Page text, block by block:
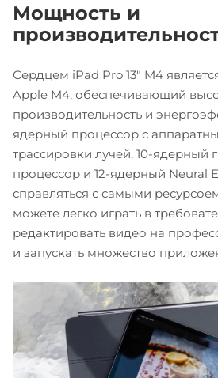
Мощность и
Сердцем iPad Pro 13" M4
Apple M4, обеспечивающий
производительность и
ядерный процессор с
трассировки лучей, 10-ядерный
процессор и 12-ядерный Neural
справляться с самыми
можете легко играть в
редактировать видео на
и запускать множество